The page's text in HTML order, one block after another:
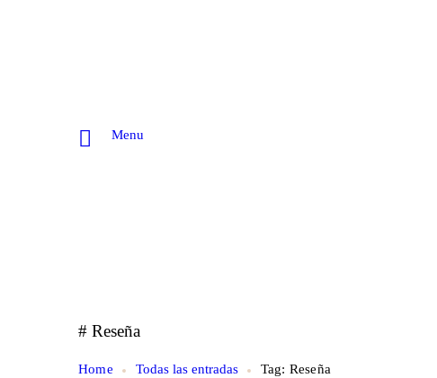
Menu
# Reseña
Home Todas las entradas Tag: Reseña